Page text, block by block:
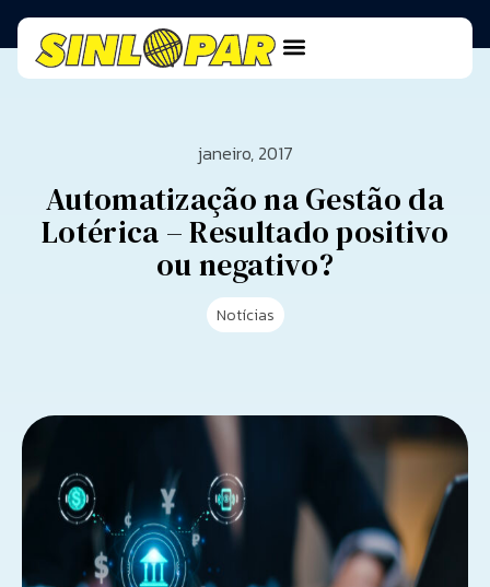
janeiro, 2017
Automatização na Gestão da
Lotérica – Resultado positivo
ou negativo?
Notícias